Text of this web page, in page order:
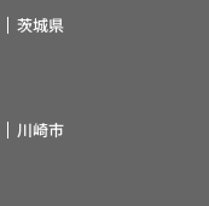
茨城県
川崎市